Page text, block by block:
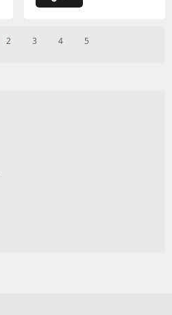
2 3 4 5